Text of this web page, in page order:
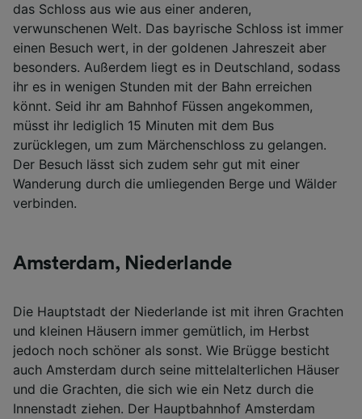
das Schloss aus wie aus einer anderen,
verwunschenen Welt. Das bayrische Schloss ist immer
einen Besuch wert, in der goldenen Jahreszeit aber
besonders. Außerdem liegt es in Deutschland, sodass
ihr es in wenigen Stunden mit der Bahn erreichen
könnt. Seid ihr am Bahnhof Füssen angekommen,
müsst ihr lediglich 15 Minuten mit dem Bus
zurücklegen, um zum Märchenschloss zu gelangen.
Der Besuch lässt sich zudem sehr gut mit einer
Wanderung durch die umliegenden Berge und Wälder
verbinden.
Amsterdam, Niederlande
Die Hauptstadt der Niederlande ist mit ihren Grachten
und kleinen Häusern immer gemütlich, im Herbst
jedoch noch schöner als sonst. Wie Brügge besticht
auch Amsterdam durch seine mittelalterlichen Häuser
und die Grachten, die sich wie ein Netz durch die
Innenstadt ziehen. Der Hauptbahnhof Amsterdam